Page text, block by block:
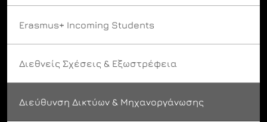
Erasmus+ Incoming Students
Διεθνείς Σχέσεις & Εξωστρέφεια
Διεύθυνση Δικτύων & Μηχανοργάνωσης